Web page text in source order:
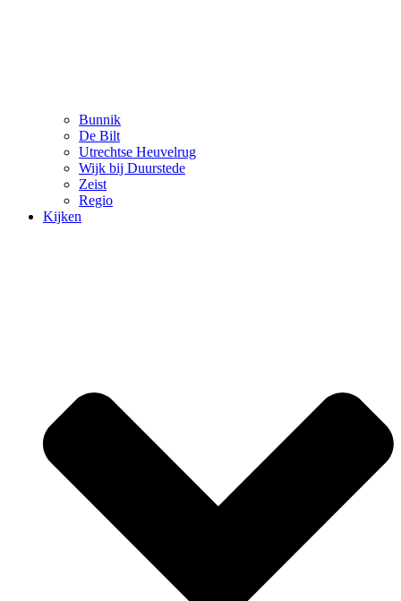
Bunnik
De Bilt
Utrechtse Heuvelrug
Wijk bij Duurstede
Zeist
Regio
Kijken